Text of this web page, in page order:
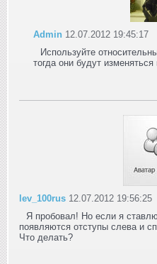
Admin 12.07.2012 19:45:17
Используйте
тогда они будут
lev_100rus 12.07.2012 19:56:25
Я пробовал! Но если я
появляются отступы слева и
Что делать?